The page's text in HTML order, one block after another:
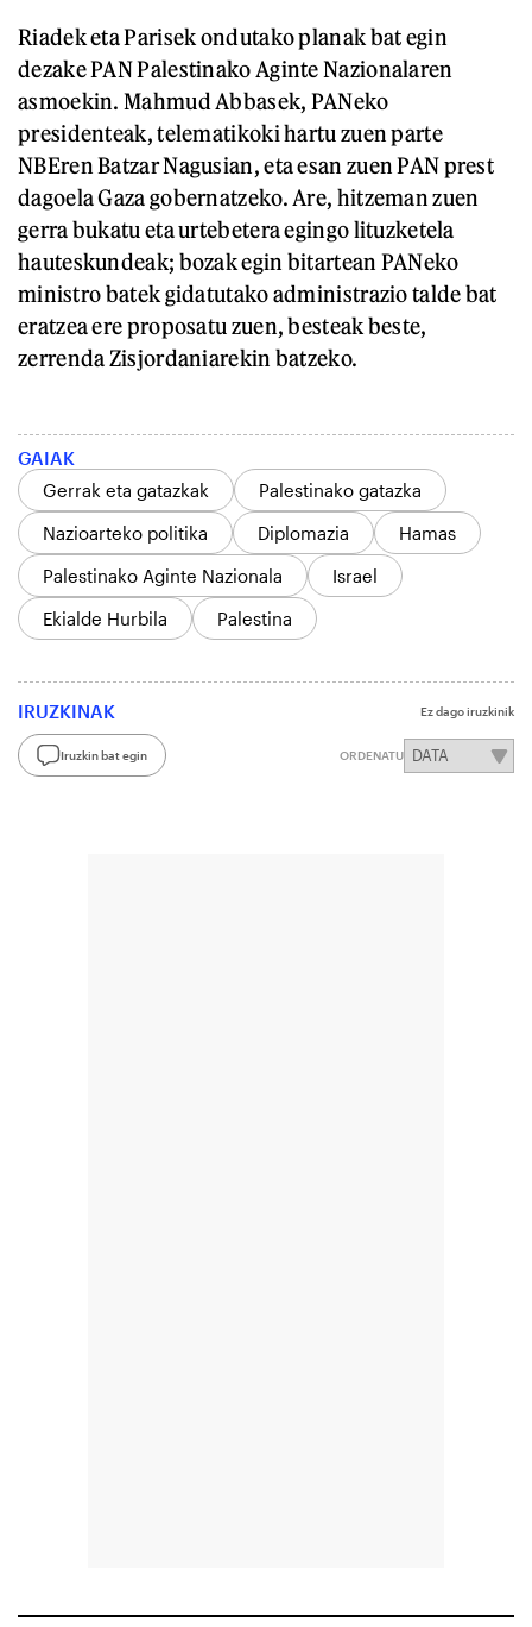
Riadek eta Parisek ondutako planak bat egin
dezake PAN Palestinako Aginte Nazionalaren
asmoekin. Mahmud Abbasek, PANeko
presidenteak, telematikoki hartu zuen parte
NBEren Batzar Nagusian, eta esan zuen PAN prest
dagoela Gaza gobernatzeko. Are, hitzeman zuen
gerra bukatu eta urtebetera egingo lituzketela
hauteskundeak; bozak egin bitartean PANeko
ministro batek gidatutako administrazio talde bat
eratzea ere proposatu zuen, besteak beste,
zerrenda Zisjordaniarekin batzeko.
GAIAK
Gerrak eta gatazkak
Palestinako gatazka
Nazioarteko politika
Diplomazia
Hamas
Palestinako Aginte Nazionala
Israel
Ekialde Hurbila
Palestina
IRUZKINAK Ez dago iruzkinik
Iruzkin bat egin ORDENATU